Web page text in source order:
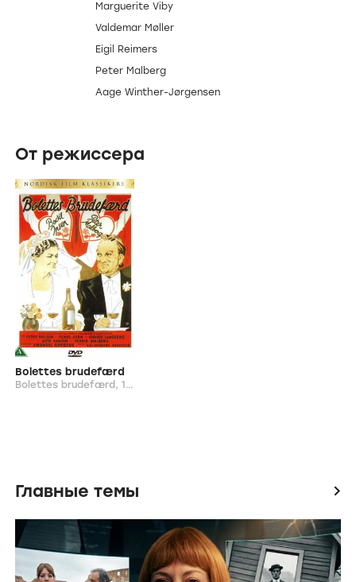
Marguerite Viby
Valdemar Møller
Eigil Reimers
Peter Malberg
Aage Winther-Jørgensen
От режиссера
Bolettes brudefærd
Bolettes brudefærd, 1938
Главные темы icon